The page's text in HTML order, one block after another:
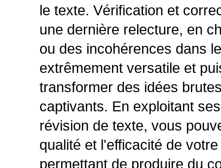
le texte. Vérification et
une dernière relecture, en
ou des incohérences dans
extrêmement versatile et
transformer des idées
captivants. En exploitant
révision de texte, vous
qualité et l'efficacité de
permettant de produire du